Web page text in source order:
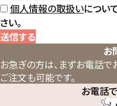
個人情報の取扱いについ
さい。
送信する
お
お急ぎの方は、まずお電話で
ご注文も可能です。
お電話